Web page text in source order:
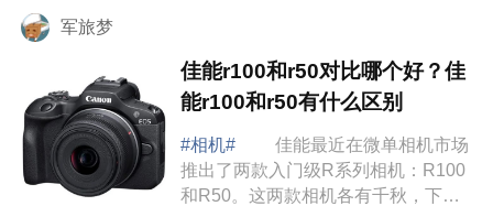
军旅梦
佳能r100和r50对比哪个好？佳
能r100和r50有什么区别
#相机#
佳能最近在微单相机市场
推出了两款入门级R系列相机：R100
和R50。这两款相机各有千秋，下面